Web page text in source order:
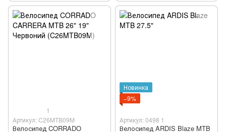
1
Артикул: C26MTB09M
Велосипед CORRADO
Новинка
−9%
Артикул: 0498 1
Велосипед ARDIS Blaze MTB